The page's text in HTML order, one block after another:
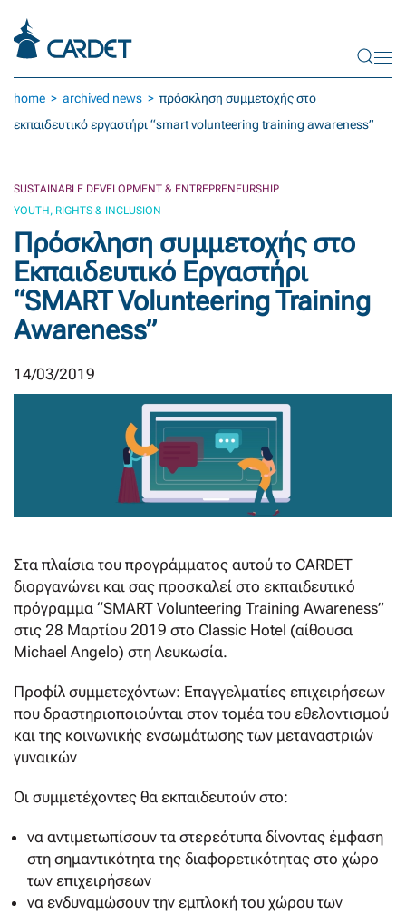
Skip to main content
home archived news
πρόσκληση συμμετοχής στο
εκπαιδευτικό εργαστήρι “smart volunteering training awareness”
SUSTAINABLE DEVELOPMENT & ENTREPRENEURSHIP
YOUTH, RIGHTS & INCLUSION
Πρόσκληση συμμετοχής στο
Εκπαιδευτικό Εργαστήρι
“SMART Volunteering Training
Awareness”
14/03/2019
Στα πλαίσια του προγράμματος αυτού το CARDET
διοργανώνει και σας προσκαλεί στο εκπαιδευτικό
πρόγραμμα “SMART Volunteering Training Awareness”
στις 28 Μαρτίου 2019 στο Classic Hotel (αίθουσα
Michael Angelo) στη Λευκωσία.
Προφίλ συμμετεχόντων: Επαγγελματίες επιχειρήσεων
που δραστηριοποιούνται στον τομέα του εθελοντισμού
και της κοινωνικής ενσωμάτωσης των μεταναστριών
γυναικών
Οι συμμετέχοντες θα εκπαιδευτούν στο:
να αντιμετωπίσουν τα στερεότυπα δίνοντας έμφαση
στη σημαντικότητα της διαφορετικότητας στο χώρο
των επιχειρήσεων
να ενδυναμώσουν την εμπλοκή του χώρου των